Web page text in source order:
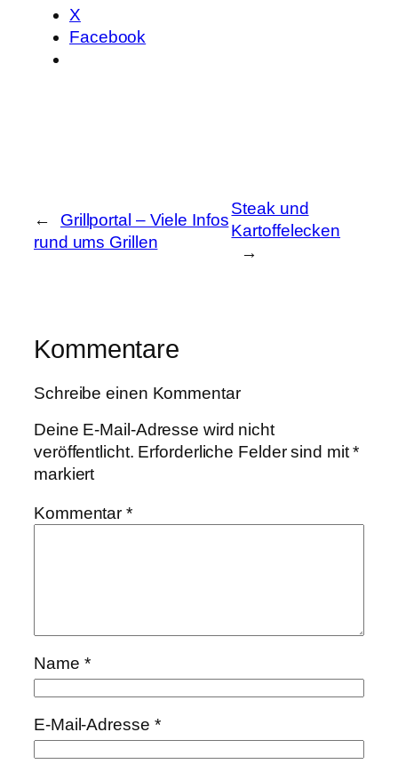
X
Facebook
←
Grillportal – Viele Infos
rund ums Grillen
Steak und
Kartoffelecken
→
Kommentare
Schreibe einen Kommentar
Deine E-Mail-Adresse wird nicht
veröffentlicht. Erforderliche Felder sind mit*
markiert
Kommentar*
Name *
E-Mail-Adresse *